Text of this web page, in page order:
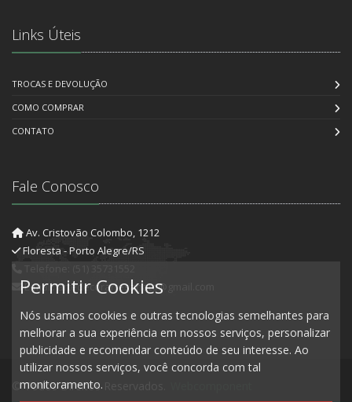
Links Úteis
TROCAS E DEVOLUÇÃO
COMO COMPRAR
CONTATO
Fale Conosco
Av. Cristovão Colombo, 1212
Floresta - Porto Alegre/RS
E-mail: artedecorartesanato@gmail.com
© Todos Direitos Reservados.
Permitir Cookies
Nós usamos cookies e outras tecnologias semelhantes para
melhorar a sua experiência em nossos serviços, personalizar
publicidade e recomendar conteúdo de seu interesse. Ao
utilizar nossos serviços, você concorda com tal
monitoramento.